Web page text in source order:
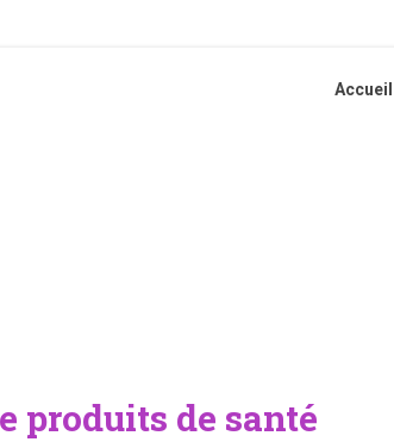
Accueil
produits de santé